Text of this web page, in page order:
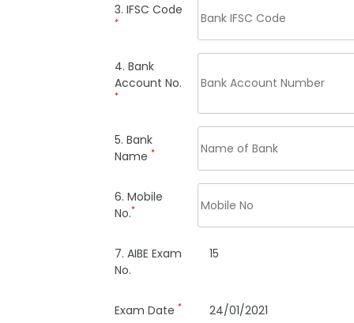
3. IFSC Code
*
4. Bank
Account No.
*
5. Bank
Name *
6. Mobile
No.*
7. AIBE Exam
No.
15
Exam Date * 24/01/2021